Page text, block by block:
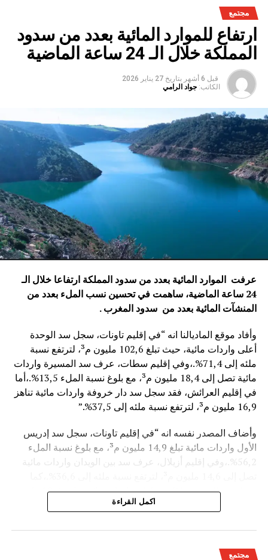
مجتمع
ارتفاع للموارد المائية بعدد من سدود
المملكة خلال الـ 24 ساعة الماضية
قبل 6 أشهر بتاريخ 27 يناير 2026
الكاتب: جواد الرامي
عرفت الموارد المائية بعدد من سدود المملكة ارتفاعا خلال الـ
24 ساعة الماضية، ساهمت في تحسين نسب الملء بعدد من
المنشآت المائية بعدد من سدود المغرب .
وأفاد موقع الماديالنا انه “في إقليم تاونات، سجل سد الوحدة
أعلى واردات مائية، حيث تبلغ 102,6 مليون م³، لترتفع نسبة
ملئه إلى 71,4%.،وفي إقليم سطات، عرف سد المسيرة واردات
مائية تصل إلى 18,4 مليون م³، مع بلوغ نسبة الملء 13,5%.،أما
في إقليم العرائش، فقد سجل سد دار خروفة واردات مائية تناهز
16,9 مليون م³، لترتفع نسبة ملئه إلى 37,5%.”
وأضاف المصدر نفسه انه “في إقليم تاونات، سجل سد إدريس
الأول واردات مائية تبلغ 14,9 مليون م³، مع بلوغ نسبة الملء
56,2%.،وفي إقليم أزيلال، عرف سد بين الويدان واردات مائية
وتعكس هذه المعطيات الأثر الإيجابي على الثروة المائية
الوطنية،والفرشة المئية عموما ووقعها الايجابي على الفلاحة بعد
اكمل القراءة
مجتمع